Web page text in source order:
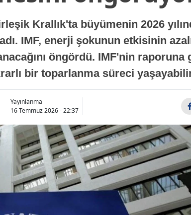
Krallık'ta büyümenin 2026
IMF, enerji şokunun etkisinin
öngördü. IMF'nin raporuna
bir toparlanma süreci
Yayınlanma
16 Temmuz 2026 - 22:37